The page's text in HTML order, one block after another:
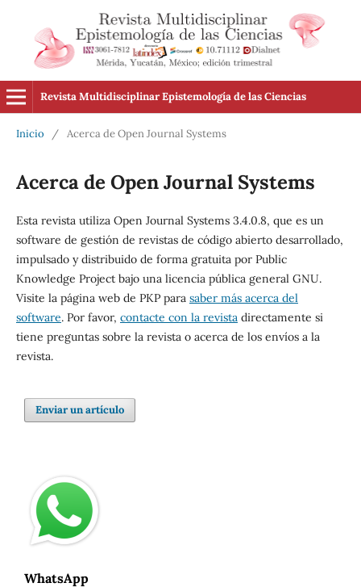
Revista Multidisciplinar Epistemología de las Ciencias
Inicio / Acerca de Open Journal Systems
Acerca de Open Journal Systems
Esta revista utiliza Open Journal Systems 3.4.0.8, que es un
software de gestión de revistas de código abierto desarrollado,
impulsado y distribuido de forma gratuita por Public
Knowledge Project bajo una licencia pública general GNU.
Visite la página web de PKP para saber más acerca del
software. Por favor, contacte con la revistadirectamente si
tiene preguntas sobre la revista o acerca de los envíos a la
revista.
Enviar un artículo
WhatsApp